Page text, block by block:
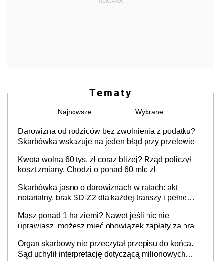
REKLAMA
Tematy
Najnowsze Wybrane
Darowizna od rodziców bez zwolnienia z podatku?
Skarbówka wskazuje na jeden błąd przy przelewie
Kwota wolna 60 tys. zł coraz bliżej? Rząd policzył
koszt zmiany. Chodzi o ponad 60 mld zł
Skarbówka jasno o darowiznach w ratach: akt
notarialny, brak SD-Z2 dla każdej transzy i pełne
Masz ponad 1 ha ziemi? Nawet jeśli nic nie
uprawiasz, możesz mieć obowiązek zapłaty za brak
Organ skarbowy nie przeczytał przepisu do końca.
Sąd uchylił interpretację dotyczącą milionowych